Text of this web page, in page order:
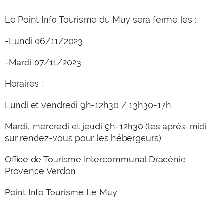
Le Point Info Tourisme du Muy sera fermé les :
-Lundi 06/11/2023
-Mardi 07/11/2023
Horaires :
Lundi et vendredi 9h-12h30 / 13h30-17h
Mardi, mercredi et jeudi 9h-12h30 (les après-midi
sur rendez-vous pour les hébergeurs)
Office de Tourisme Intercommunal Dracénie
Provence Verdon
Point Info Tourisme Le Muy